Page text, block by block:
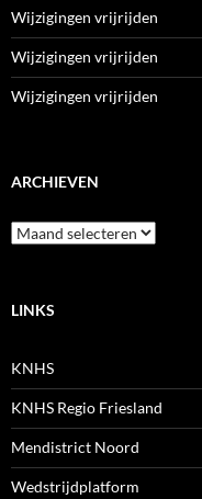
Wijzigingen vrijrijden
Wijzigingen vrijrijden
Wijzigingen vrijrijden
ARCHIEVEN
Archieven
LINKS
KNHS
KNHS Regio Friesland
Mendistrict Noord
Wedstrijdplatform